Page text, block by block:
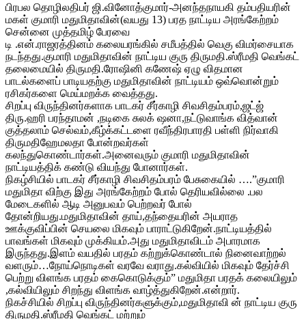
பிரபல தொழிலதிபர் ஜி.வினோத்குமார்-அனந்தநாயகி தம்பதியரின்
மகள் குமாரி மதுமிதாவின்(வயது 13) பரத நாட்டிய அரங்கேற்றம்
சென்னை முத்தமிழ் பேரவை
டி .என்.ராஜரத்தினம் கலையரங்கில் சமீபத்தில் வெகு விமர்சையாக
நடந்தது.குமாரி மதுமிதாவின் நாட்டிய குரு திருமதி.ஸ்ரீமதி வெங்கட்
தலைமையில் திருமதி.ரோஷினி கணேஷ் ஏழு விதமான
பாடல்களைப் பாடியதற்கு மதுமிதாவின் நாட்டியம் ஒவ்வொன்றும்
ரசிகர்களை மெய்மறக்க வைத்தது.
சிறப்பு விருந்தினர்களாக பாடகர் சீர்காழி சிவசிதம்பரம்,ஜட்ஜ்
திரு.ஹரி பரந்தாமன் ,நடிகை சுலக் ஷனா,நட்டுவாங்க வித்வான்
குத்தலாம் செல்வம்,கீழ்க்கட்டளை ரவீந்திரபாரதி பள்ளி நிர்வாகி
திருமதிஹேமலதா போன்றவர்கள்
கலந்துகொண்டார்கள்.அனைவரும் குமாரி மதுமிதாவின்
நாட்டியத்திக் கண்டு வியந்து போனார்கள்.
நிகழ்சியில் பாடகர் சீர்காழி சிவசிதம்பரம் பேசுகையில் ….”குமாரி
மதுமிதா விற்கு இது அரங்கேற்றம் போல் தெரியவில்லை .பல
மேடைகளில் ஆடி அனுபவம் பெற்றவர் போல்
தோன்றியது.மதுமிதாவின் தாய்,தந்தையரின் அயராத
ஊக்குவிப்பின் செயலை மிகவும் பாராட்டுகிறேன்.நாட்டியத்தில்
பாவங்கள் மிகவும் முக்கியம்.அது மதுமிதாவிடம் அபாரமாக
இருந்தது.இளம் வயதில் பரதம் கற்றுக்கொண்டால் நினைவாற்றல்
வளரும்…நோய்நொடிகள் வரவே வராது.கல்வியில் மிகவும் தேர்ச்சி
பெற்று விளங்க பரதம் கைகொடுக்கும்” மதுமிதா பரதக் கலையிலும்
,கல்வியிலும் சிறந்து விளங்க வாழ்த்துகிறேன்.என்றார்.
நிகச்சியில் சிறப்பு விருந்தினர்களுக்கும்,மதுமிதாவி ன் நாட்டிய குரு
திருமதி.ஸ்ரீமதி வெங்கட் மற்றும்